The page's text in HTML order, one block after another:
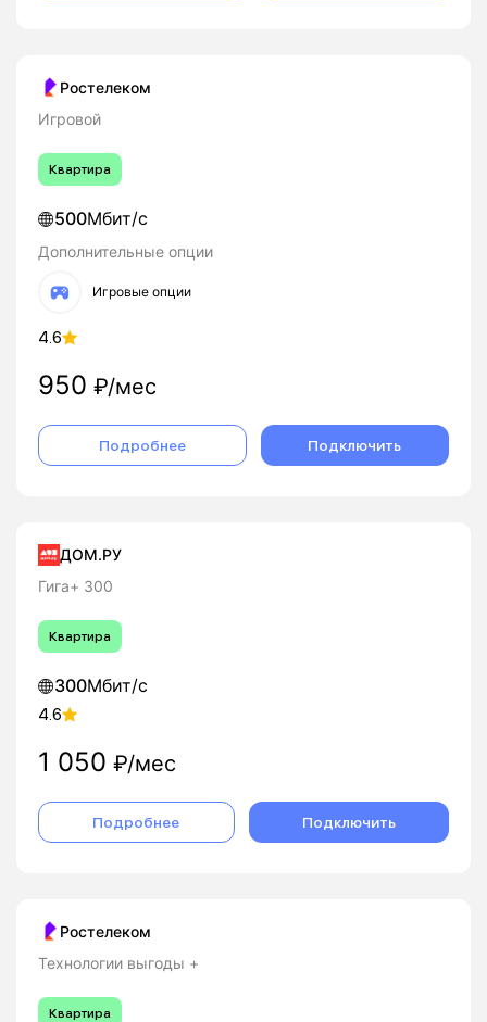
Ростелеком
Игровой
Квартира
500Мбит/с
Дополнительные опции
Игровые опции
4.6
950 ₽/мес
Подробнее Подключить
ДОМ.РУ
Гига+ 300
Квартира
300Мбит/с
4.6
1 050 ₽/мес
Подробнее Подключить
Ростелеком
Технологии выгоды +
Квартира